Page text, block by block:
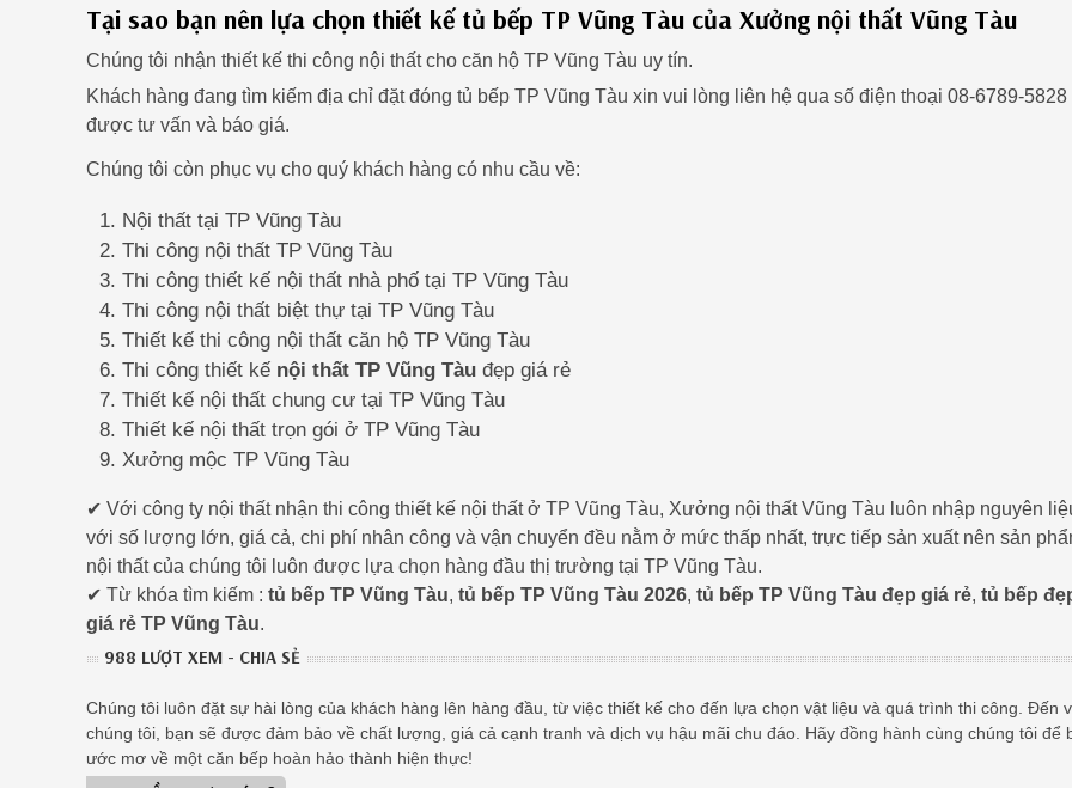
Tại sao bạn nên lựa chọn thiết kế tủ bếp TP Vũng Tàu của Xưởng nội thất Vũng Tàu
Chúng tôi nhận thiết kế thi công nội thất cho căn hộ TP Vũng Tàu uy tín.
Khách hàng đang tìm kiếm địa chỉ đặt đóng tủ bếp TP Vũng Tàu xin vui lòng liên hệ qua số điện thoại 08-6789-5828
được tư vấn và báo giá.
Chúng tôi còn phục vụ cho quý khách hàng có nhu cầu về:
Nội thất tại TP Vũng Tàu
Thi công nội thất TP Vũng Tàu
Thi công thiết kế nội thất nhà phố tại TP Vũng Tàu
Thi công nội thất biệt thự tại TP Vũng Tàu
Thiết kế thi công nội thất căn hộ TP Vũng Tàu
Thi công thiết kế nội thất TP Vũng Tàu đẹp giá rẻ
Thiết kế nội thất chung cư tại TP Vũng Tàu
Thiết kế nội thất trọn gói ở TP Vũng Tàu
Xưởng mộc TP Vũng Tàu
✔ Với công ty nội thất nhận thi công thiết kế nội thất ở TP Vũng Tàu, Xưởng nội thất Vũng Tàu luôn nhập nguyên
với số lượng lớn, giá cả, chi phí nhân công và vận chuyển đều nằm ở mức thấp nhất, trực tiếp sản xuất nên sản
nội thất của chúng tôi luôn được lựa chọn hàng đầu thị trường tại TP Vũng Tàu.
✔ Từ khóa tìm kiếm : tủ bếp TP Vũng Tàu, tủ bếp TP Vũng Tàu 2026, tủ bếp TP Vũng Tàu đẹp giá rẻ, tủ bếp
giá rẻ TP Vũng Tàu.
988 LƯỢT XEM - CHIA SẺ
Chúng tôi luôn đặt sự hài lòng của khách hàng lên hàng đầu, từ việc thiết kế cho đến lựa chọn vật liệu và quá trình thi công. Đến
chúng tôi, bạn sẽ được đảm bảo về chất lượng, giá cả cạnh tranh và dịch vụ hậu mãi chu đáo. Hãy đồng hành cùng chúng tôi để
ước mơ về một căn bếp hoàn hảo thành hiện thực!